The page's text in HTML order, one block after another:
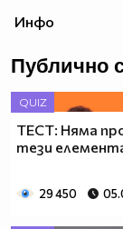
Инфо
Публично
QUIZ
ТЕСТ: Няма
тези
29 450